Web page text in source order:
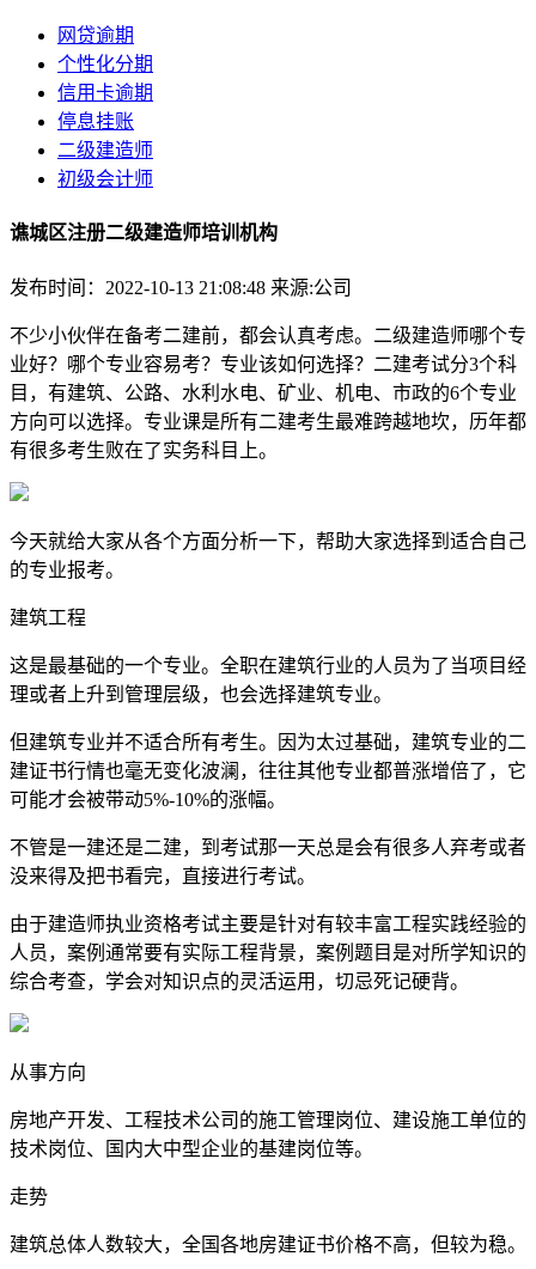
网贷逾期
个性化分期
信用卡逾期
停息挂账
二级建造师
初级会计师
谯城区注册二级建造师培训机构
发布时间：2022-10-13 21:08:48 来源:公司
不少小伙伴在备考二建前，都会认真考虑。二级建造师哪个专
业好？哪个专业容易考？专业该如何选择？二建考试分3个科
目，有建筑、公路、水利水电、矿业、机电、市政的6个专业
方向可以选择。专业课是所有二建考生最难跨越地坎，历年都
有很多考生败在了实务科目上。
今天就给大家从各个方面分析一下，帮助大家选择到适合自己
的专业报考。
建筑工程
这是最基础的一个专业。全职在建筑行业的人员为了当项目经
理或者上升到管理层级，也会选择建筑专业。
但建筑专业并不适合所有考生。因为太过基础，建筑专业的二
建证书行情也毫无变化波澜，往往其他专业都普涨增倍了，它
可能才会被带动5%-10%的涨幅。
不管是一建还是二建，到考试那一天总是会有很多人弃考或者
没来得及把书看完，直接进行考试。
由于建造师执业资格考试主要是针对有较丰富工程实践经验的
人员，案例通常要有实际工程背景，案例题目是对所学知识的
综合考查，学会对知识点的灵活运用，切忌死记硬背。
从事方向
房地产开发、工程技术公司的施工管理岗位、建设施工单位的
技术岗位、国内大中型企业的基建岗位等。
走势
建筑总体人数较大，全国各地房建证书价格不高，但较为稳。